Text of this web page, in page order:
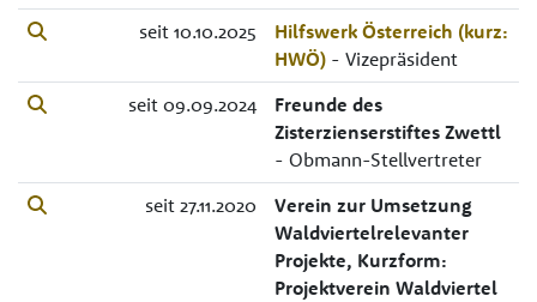
seit 10.10.2025
Hilfswerk Österreich (kurz:
HWÖ)- Vizepräsident
seit 09.09.2024
Freunde des
Zisterzienserstiftes Zwettl
- Obmann-Stellvertreter
seit 27.11.2020
Verein zur Umsetzung
Waldviertelrelevanter
Projekte, Kurzform:
Projektverein Waldviertel